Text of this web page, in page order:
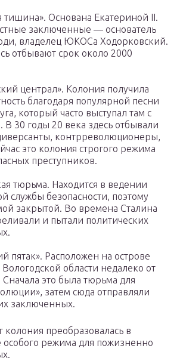
тишина». Основана Екатериной II.
заключенные — основатель
владелец ЮКОСа Ходорковский.
отбывают срок около 2000
централ». Колония получила
благодаря популярной песни
который часто выступал там с
В 30 годы 20 века здесь отбывали
контрреволюционеры,
это колония строгого режима
преступников.
тюрьма. Находится в ведении
службы безопасности, поэтому
закрытой. Во времена Сталина
и пытали политических
пятак». Расположен на острове
области недалеко от
Сначала это была тюрьма для
затем сюда отправляли
заключенных.
колония преобразовалась в
режима для пожизненно